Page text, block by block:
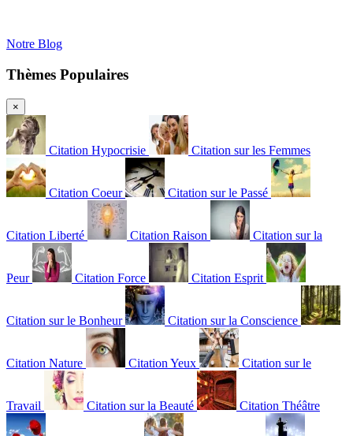
Notre Blog
Thèmes Populaires
×
Citation Hypocrisie Citation sur les Femmes
Citation Coeur Citation sur le Passé
Citation Liberté Citation Raison Citation sur la
Peur Citation Force Citation Esprit
Citation sur le Bonheur Citation sur la Conscience
Citation Nature Citation Yeux Citation sur le
Travail Citation sur la Beauté Citation Théâtre